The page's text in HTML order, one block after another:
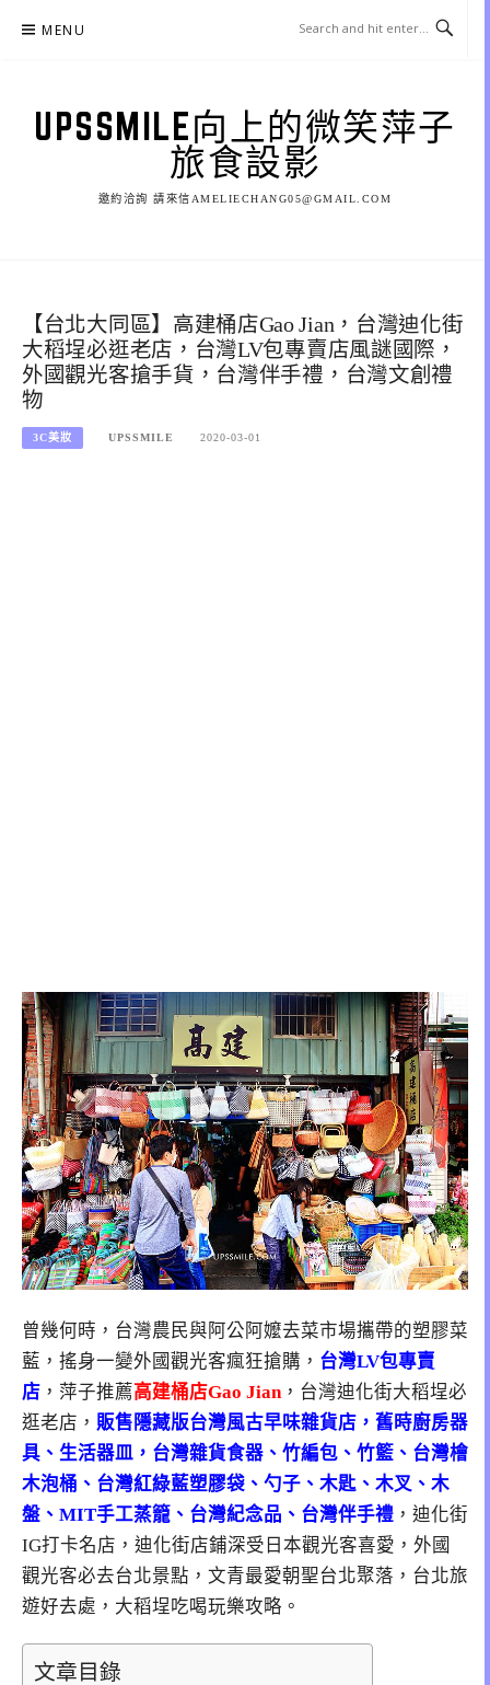
MENU
UPSSMILE向上的微笑萍子
旅食設影
邀約洽詢 請來信AMELIECHANG05@GMAIL.COM
【台北大同區】高建桶店Gao Jian，台灣迪化街
大稻埕必逛老店，台灣LV包專賣店風謎國際，
外國觀光客搶手貨，台灣伴手禮，台灣文創禮
物
3C美妝 UPSSMILE 2020-03-01
曾幾何時，台灣農民與阿公阿嬤去菜市場攜帶的塑膠菜
藍，搖身一變外國觀光客瘋狂搶購， 台灣LV包專賣
店 ，萍子推薦高建桶店Gao Jian，台灣迪化街大稻埕必
逛老店， 販售隱藏版台灣風古早味雜貨店，舊時廚房器
具、生活器皿，台灣雜貨食器、竹編包、竹籃、台灣檜
木泡桶、台灣紅綠藍塑膠袋、勺子、木匙、木叉、木
盤、MIT手工蒸籠、台灣紀念品、台灣伴手禮 ，迪化街
IG打卡名店，迪化街店鋪深受日本觀光客喜愛，外國
觀光客必去台北景點，文青最愛朝聖台北聚落，台北旅
遊好去處，大稻埕吃喝玩樂攻略。
文章目錄